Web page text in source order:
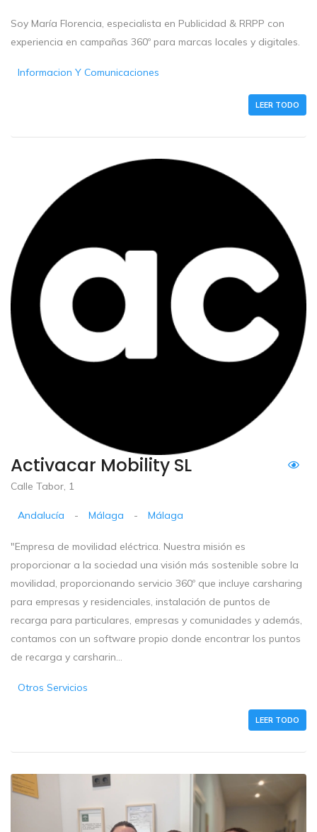
Soy María Florencia, especialista en Publicidad & RRPP con
experiencia en campañas 360º para marcas locales y digitales.
Informacion Y Comunicaciones
LEER TODO
Activacar Mobility SL
Calle Tabor, 1
Andalucía - Málaga - Málaga
"Empresa de movilidad eléctrica. Nuestra misión es
proporcionar a la sociedad una visión más sostenible sobre la
movilidad, proporcionando servicio 360º que incluye carsharing
para empresas y residenciales, instalación de puntos de
recarga para particulares, empresas y comunidades y además,
contamos con un software propio donde encontrar los puntos
de recarga y carsharin...
Otros Servicios
LEER TODO